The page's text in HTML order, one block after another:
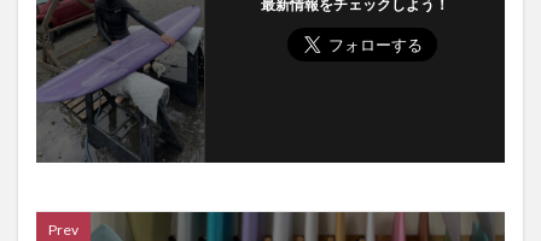
最新情報をチェックしよう！
Prev